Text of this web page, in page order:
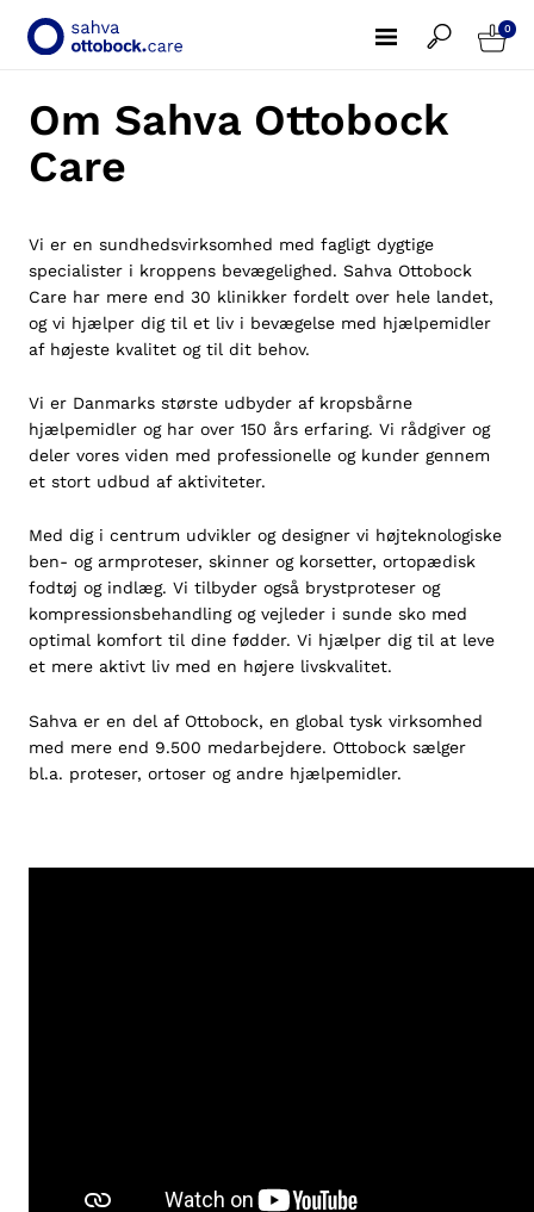
0
Om Sahva Ottobock
Care
Vi er en sundhedsvirksomhed med fagligt dygtige
specialister i kroppens bevægelighed. Sahva Ottobock
Care har mere end 30 klinikker fordelt over hele landet,
og vi hjælper dig til et liv i bevægelse med hjælpemidler
af højeste kvalitet og til dit behov.
Vi er Danmarks største udbyder af kropsbårne
hjælpemidler og har over 150 års erfaring. Vi rådgiver og
deler vores viden med professionelle og kunder gennem
et stort udbud af aktiviteter.
Med dig i centrum udvikler og designer vi højteknologiske
ben- og armproteser, skinner og korsetter, ortopædisk
fodtøj og indlæg. Vi tilbyder også brystproteser og
kompressionsbehandling og vejleder i sunde sko med
optimal komfort til dine fødder. Vi hjælper dig til at leve
et mere aktivt liv med en højere livskvalitet.
Sahva er en del af Ottobock, en global tysk virksomhed
med mere end 9.500 medarbejdere. Ottobock sælger
bl.a. proteser, ortoser og andre hjælpemidler.